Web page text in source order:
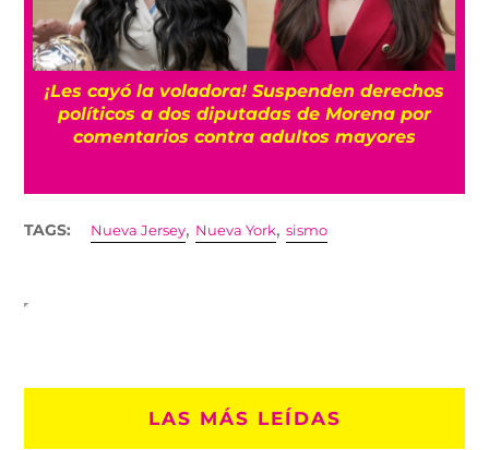
¡Les cayó la voladora! Suspenden derechos
políticos a dos diputadas de Morena por
comentarios contra adultos mayores
TAGS: Nueva Jersey, Nueva York,sismo
LAS MÁS LEÍDAS